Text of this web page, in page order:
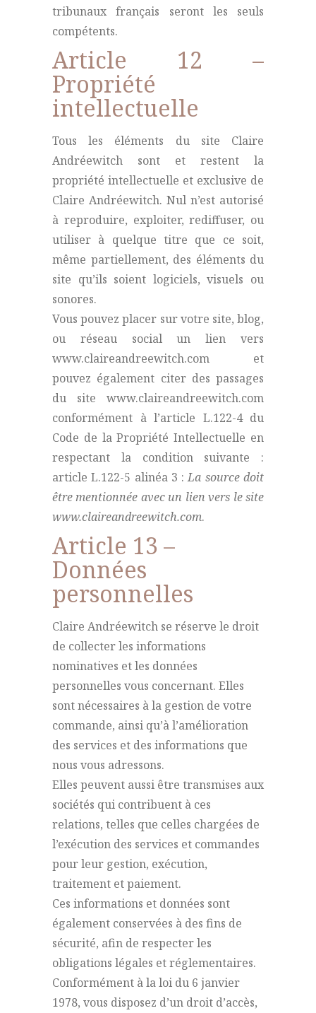
tribunaux français seront les seuls
compétents.
Article 12 –
Propriété
intellectuelle
Tous les éléments du site Claire
Andréewitch sont et restent la
propriété intellectuelle et exclusive de
Claire Andréewitch. Nul n’est autorisé
à reproduire, exploiter, rediffuser, ou
utiliser à quelque titre que ce soit,
même partiellement, des éléments du
site qu’ils soient logiciels, visuels ou
sonores.
Vous pouvez placer sur votre site, blog,
ou réseau social un lien vers
www.claireandreewitch.com et
pouvez également citer des passages
du site www.claireandreewitch.com
conformément à l’article L.122-4 du
Code de la Propriété Intellectuelle en
respectant la condition suivante :
article L.122-5 alinéa 3 :La source doit
être mentionnée avec un lien vers le site
www.claireandreewitch.com.
Article 13 –
Données
personnelles
Claire Andréewitch se réserve le droit
de collecter les informations
nominatives et les données
personnelles vous concernant. Elles
sont nécessaires à la gestion de votre
commande, ainsi qu’à l’amélioration
des services et des informations que
nous vous adressons.
Elles peuvent aussi être transmises aux
sociétés qui contribuent à ces
relations, telles que celles chargées de
l’exécution des services et commandes
pour leur gestion, exécution,
traitement et paiement.
Ces informations et données sont
également conservées à des fins de
sécurité, afin de respecter les
obligations légales et réglementaires.
Conformément à la loi du 6 janvier
1978, vous disposez d’un droit d’accès,